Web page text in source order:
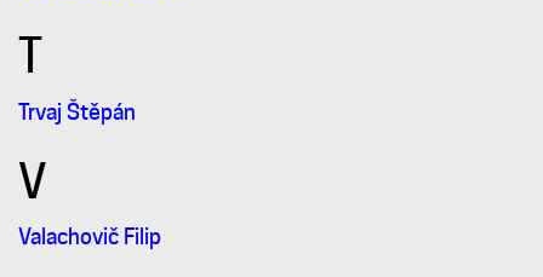
T
Trvaj Štěpán
V
Valachovič Filip